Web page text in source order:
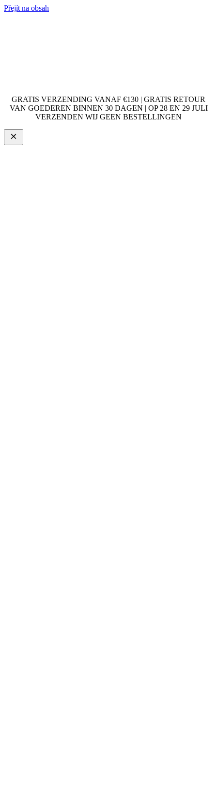
Přejít na obsah
GRATIS VERZENDING VANAF €130 | GRATIS RETOUR
VAN GOEDEREN BINNEN 30 DAGEN | OP 28 EN 29 JULI
VERZENDEN WIJ GEEN BESTELLINGEN